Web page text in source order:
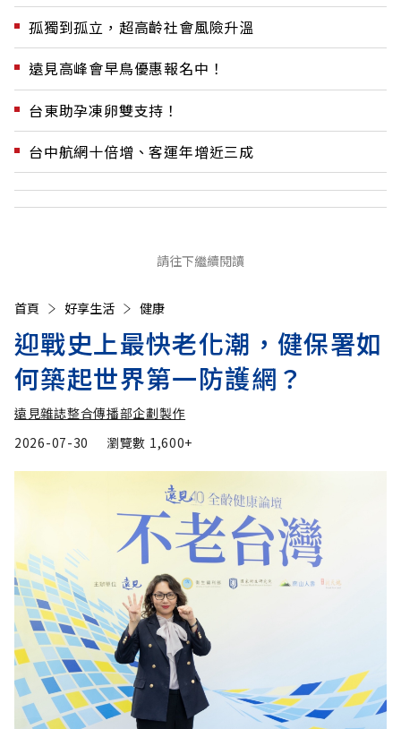
孤獨到孤立，超高齡社會風險升溫
遠見高峰會早鳥優惠報名中！
台東助孕凍卵雙支持！
台中航網十倍增、客運年增近三成
請往下繼續閱讀
首頁 好享生活 健康
迎戰史上最快老化潮，健保署如
何築起世界第一防護網？
遠見雜誌整合傳播部企劃製作
2026-07-30
瀏覽數 1,600+